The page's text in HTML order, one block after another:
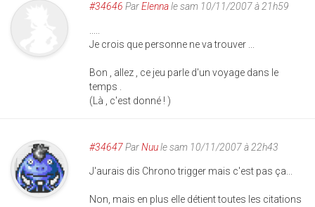
#34646 ParElennale sam 10/11/2007 à 21h59
Je crois que personne ne va trouver ...
Bon , allez , ce jeu parle d'un voyage dans le
temps .
(Là , c'est donné ! )
#34647ParNuule sam 10/11/2007 à 22h43
J'aurais dis Chrono trigger mais c'est pas ça...
Non, mais en plus elle détient toutes les citations